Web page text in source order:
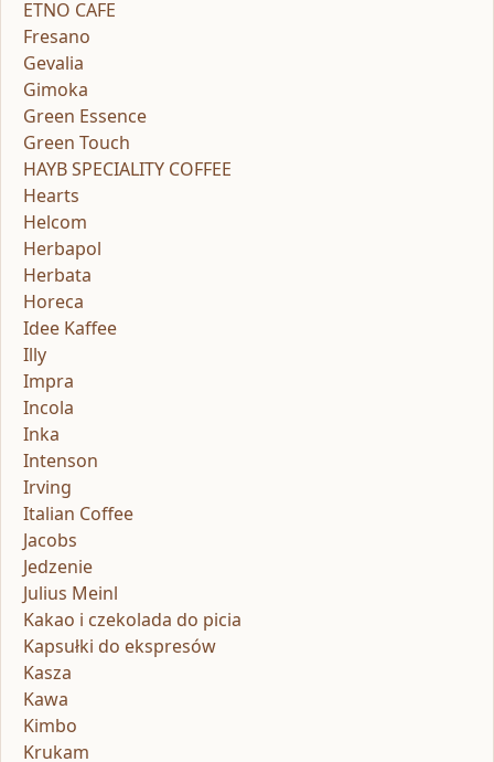
ETNO CAFE
Fresano
Gevalia
Gimoka
Green Essence
Green Touch
HAYB SPECIALITY COFFEE
Hearts
Helcom
Herbapol
Herbata
Horeca
Idee Kaffee
Illy
Impra
Incola
Inka
Intenson
Irving
Italian Coffee
Jacobs
Jedzenie
Julius Meinl
Kakao i czekolada do picia
Kapsułki do ekspresów
Kasza
Kawa
Kimbo
Krukam